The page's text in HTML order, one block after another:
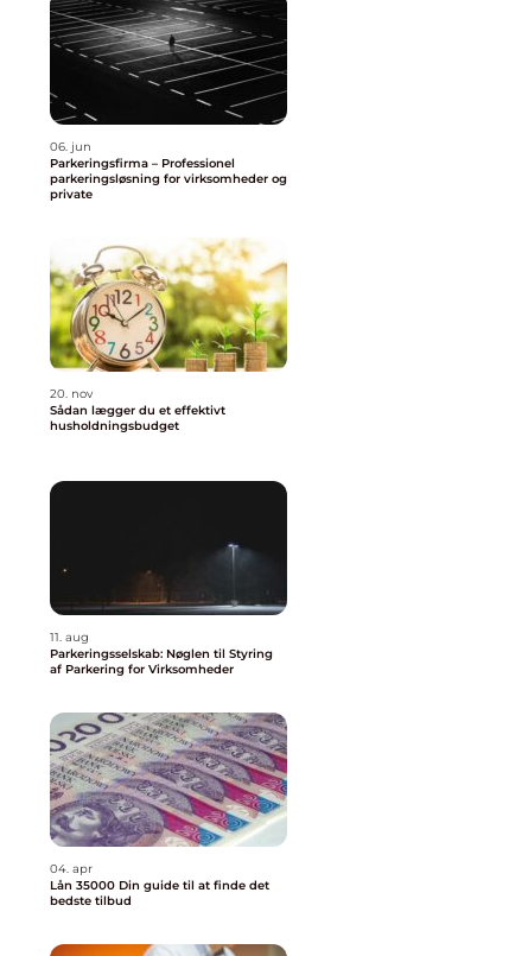
06. jun
Parkeringsfirma – Professionel
parkeringsløsning for virksomheder og
private
20. nov
Sådan lægger du et effektivt
husholdningsbudget
11. aug
Parkeringsselskab: Nøglen til Styring
af Parkering for Virksomheder
04. apr
Lån 35000 Din guide til at finde det
bedste tilbud